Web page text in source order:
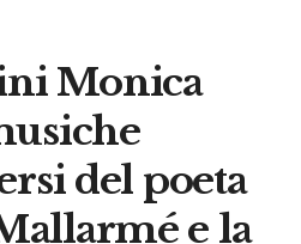
Monica
del poeta
e la